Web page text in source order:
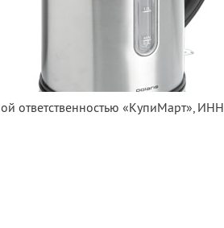
ответственностью «КупиМарт», ИНН